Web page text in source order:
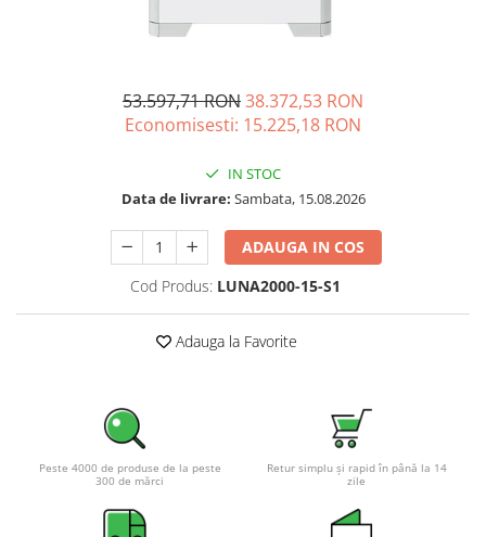
Invertoare On-grid
Controlere solare
Convertoare de tensiune
Sisteme de stocare energie
Pachete complete stocare energie
Sisteme de Stocare Comerciale
Sisteme fotovoltaice complete
mica (rulota/caravan/case de
Sisteme fotovoltaice profesionale
Pachete sisteme fotovoltaice
Statii de incarcare vehicule
53.597,71 RON38.372,53 RON
Economisesti: 15.225,18 RON
IN STOC
Data de livrare: Sambata, 15.08.2026
ADAUGA IN COS
Cod Produs: LUNA2000-15-S1
Adauga la Favorite
Peste 4000 de produse de la peste
300 de mărci
Retur simplu și rapid în până la 14
zile